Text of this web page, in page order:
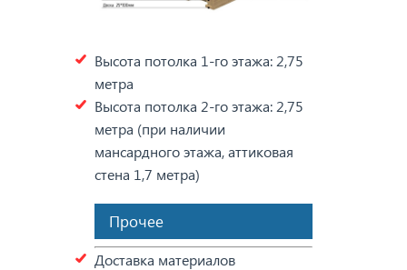
Высота потолка 1-го этажа: 2,75
метра
Высота потолка 2-го этажа: 2,75
метра (при наличии
мансардного этажа, аттиковая
стена 1,7 метра)
Прочее
Доставка материалов